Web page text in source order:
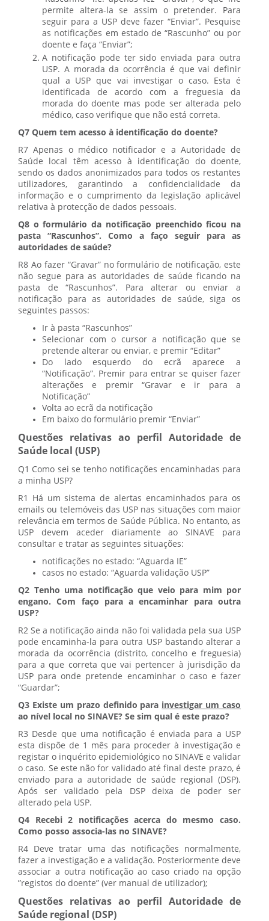
permite altera-la se assim o pretender. Para
seguir para a USP deve fazer “Enviar”. Pesquise
as notificações em estado de “Rascunho” ou por
doente e faça “Enviar”;
A notificação pode ter sido enviada para outra
USP. A morada da ocorrência é que vai definir
qual a USP que vai investigar o caso. Esta é
identificada de acordo com a freguesia da
morada do doente mas pode ser alterada pelo
médico, caso verifique que não está correta.
Q7 Quem tem acesso à identificação do doente?
R7 Apenas o médico notificador e a Autoridade de
Saúde local têm acesso à identificação do doente,
sendo os dados anonimizados para todos os restantes
utilizadores, garantindo a confidencialidade da
informação e o cumprimento da legislação aplicável
relativa à protecção de dados pessoais.
Q8 o formulário da notificação preenchido ficou na
pasta “Rascunhos”. Como a faço seguir para as
autoridades de saúde?
R8 Ao fazer “Gravar” no formulário de notificação, este
não segue para as autoridades de saúde ficando na
pasta de “Rascunhos”. Para alterar ou enviar a
notificação para as autoridades de saúde, siga os
seguintes passos:
Ir à pasta “Rascunhos”
Selecionar com o cursor a notificação que se
pretende alterar ou enviar, e premir “Editar”
Do lado esquerdo do ecrã aparece a
“Notificação”. Premir para entrar se quiser fazer
alterações e premir “Gravar e ir para a
Notificação”
Volta ao ecrã da notificação
Em baixo do formulário premir “Enviar”
Questões relativas ao perfil Autoridade de
Saúde local (USP)
Q1 Como sei se tenho notificações encaminhadas para
a minha USP?
R1 Há um sistema de alertas encaminhados para os
emails ou telemóveis das USP nas situações com maior
relevância em termos de Saúde Pública. No entanto, as
USP devem aceder diariamente ao SINAVE para
consultar e tratar as seguintes situações:
notificações no estado: “Aguarda IE”
casos no estado: “Aguarda validação USP”
Q2 Tenho uma notificação que veio para mim por
engano. Com faço para a encaminhar para outra
USP?
R2 Se a notificação ainda não foi validada pela sua USP
pode encaminha-la para outra USP bastando alterar a
morada da ocorrência (distrito, concelho e freguesia)
para a que correta que vai pertencer à jurisdição da
USP para onde pretende encaminhar o caso e fazer
“Guardar”;
Q3 Existe um prazo definido para investigar um caso
ao nível local no SINAVE? Se sim qual é este prazo?
R3 Desde que uma notificação é enviada para a USP
esta dispõe de 1 mês para proceder à investigação e
registar o inquérito epidemiológico no SINAVE e validar
o caso. Se este não for validado até final deste prazo, é
enviado para a autoridade de saúde regional (DSP).
Após ser validado pela DSP deixa de poder ser
alterado pela USP.
Q4 Recebi 2 notificações acerca do mesmo caso.
Como posso associa-las no SINAVE?
R4 Deve tratar uma das notificações normalmente,
fazer a investigação e a validação. Posteriormente deve
associar a outra notificação ao caso criado na opção
”registos do doente” (ver manual de utilizador);
Questões relativas ao perfil Autoridade de
Saúde regional (DSP)